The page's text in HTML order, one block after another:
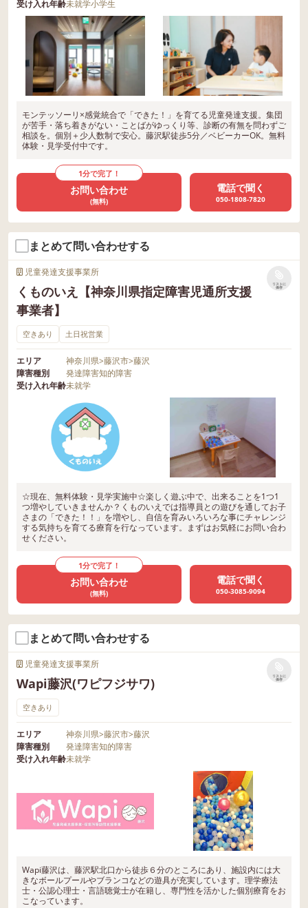
受け入れ年齢未就学小学生
モンテッソーリ×感覚統合で「できた！」を育てる児童発達支援。集団
が苦手・落ち着きがない・ことばがゆっくり等、診断の有無を問わずご
相談を。個別＋少人数制で安心。藤沢駅徒歩5分／ベビーカーOK。無料
体験・見学受付中です。
1分で完了！
お問い合わせ
(無料)
電話で聞く
050-1808-7820
まとめて問い合わせする
児童発達支援事業所
くものいえ【神奈川県指定障害児通所支援
事業者】
リストに
保存
空きあり 土日祝営業
エリア 神奈川県>藤沢市>藤沢
障害種別
発達障害知的障害
受け入れ年齢未就学
☆現在、無料体験・見学実施中☆楽しく遊ぶ中で、出来ることを1つ1
つ増やしていきませんか？くものいえでは指導員との遊びを通してお子
さまの「できた！！」を増やし、自信を育みいろいろな事にチャレンジ
する気持ちを育てる療育を行なっています。まずはお気軽にお問い合わ
せください。
1分で完了！
お問い合わせ
(無料)
電話で聞く
050-3085-9094
まとめて問い合わせする
児童発達支援事業所
Wapi藤沢(ワピフジサワ)
リストに
保存
空きあり
エリア 神奈川県>藤沢市>藤沢
障害種別
発達障害知的障害
受け入れ年齢未就学
Wapi藤沢は、藤沢駅北口から徒歩６分のところにあり、施設内には大
きなボールプールやブランコなどの遊具が充実しています。理学療法
士・公認心理士・言語聴覚士が在籍し、専門性を活かした個別療育をお
こなっています。